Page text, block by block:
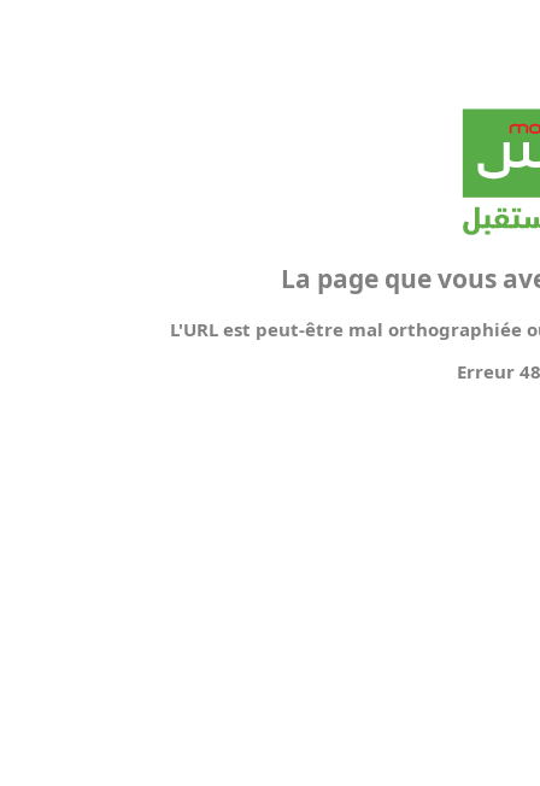
La page que vous
L'URL est peut-être mal orthographiée
Erreur